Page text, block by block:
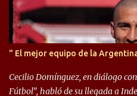
" El mejor equipo de la
Cecilio Domínguez, en diálogo
Fútbol”, habló de su llegada a